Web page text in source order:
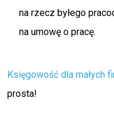
na rzecz byłego
na umowę o pracę.
Księgowość dla małych
prosta!